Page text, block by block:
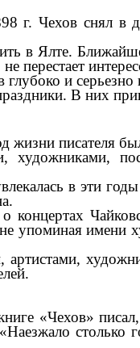
г. Чехов снял в
в Ялте.
и
В них
писателя
в эти
концертах
упоминая имени
артистами,
«Чехов»
столько